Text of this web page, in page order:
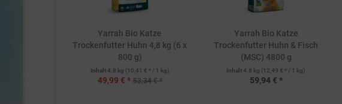
Yarrah Bio Katze
Trockenfutter Huhn 4,8 kg (6 x
800 g)
Inhalt4.8 kg (10,41 € * / 1 kg)
49,99 € * 53,34 € *
Yarrah Bio Katze
Trockenfutter Huhn & Fisch
(MSC) 4800 g
Inhalt4.8 kg (12,49 € * / 1 kg)
59,94 € *